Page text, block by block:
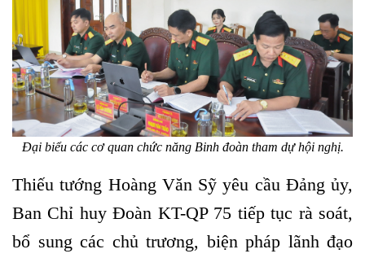
Đại biểu các cơ quan chức năng Binh đoàn tham dự hội nghị.
Thiếu tướng Hoàng Văn Sỹ yêu cầu Đảng ủy,
Ban Chỉ huy Đoàn KT-QP 75 tiếp tục rà soát,
bổ sung các chủ trương, biện pháp lãnh đạo